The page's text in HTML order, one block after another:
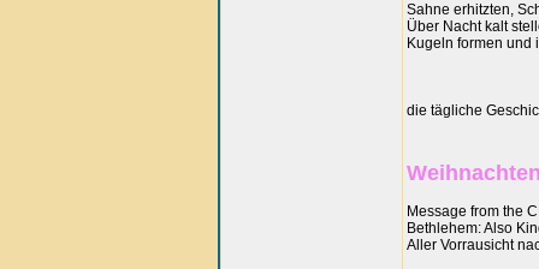
Sahne erhitzten,
Über Nacht kalt
Kugeln formen und
die tägliche
Message from the
Bethlehem: Also
Aller Vorrausicht